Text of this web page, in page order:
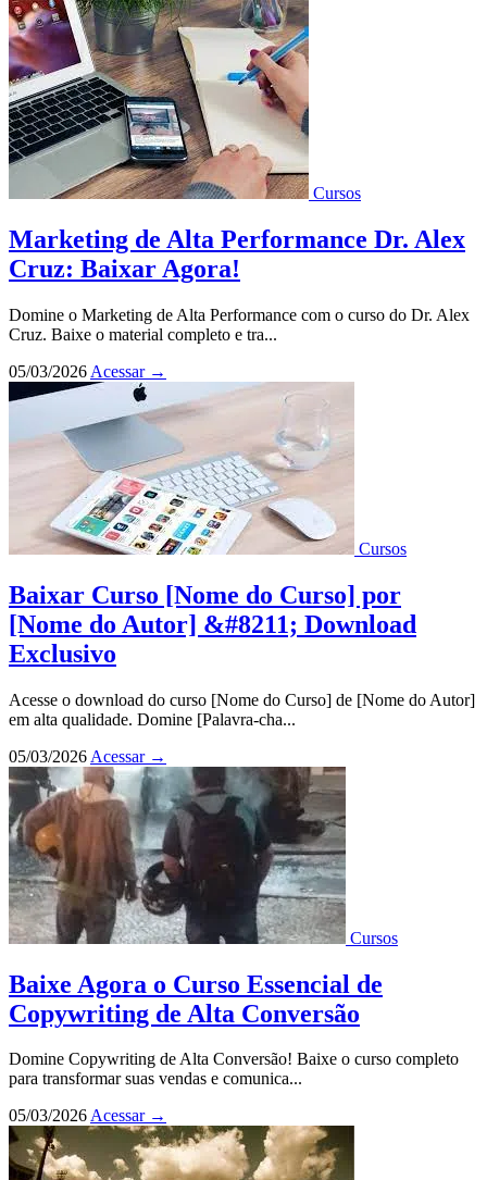
Cursos
Marketing de Alta Performance Dr. Alex
Cruz: Baixar Agora!
Domine o Marketing de Alta Performance com o curso do Dr. Alex
Cruz. Baixe o material completo e tra...
05/03/2026 Acessar →
Cursos
Baixar Curso [Nome do Curso] por
[Nome do Autor] &#8211; Download
Exclusivo
Acesse o download do curso [Nome do Curso] de [Nome do Autor]
em alta qualidade. Domine [Palavra-cha...
05/03/2026 Acessar →
Cursos
Baixe Agora o Curso Essencial de
Copywriting de Alta Conversão
Domine Copywriting de Alta Conversão! Baixe o curso completo
para transformar suas vendas e comunica...
05/03/2026Acessar →